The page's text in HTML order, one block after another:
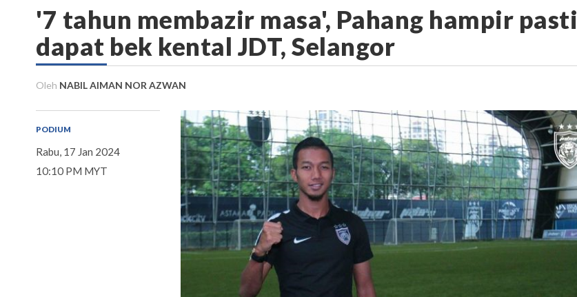
'7 tahun membazir masa', Pahang hampir pasti
dapat bek kental JDT, Selangor
Oleh NABIL AIMAN NOR AZWAN
PODIUM
Rabu, 17 Jan 2024
10:10 PM MYT